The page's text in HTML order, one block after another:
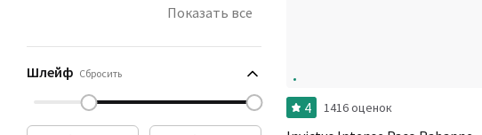
Показать все
Шлейф Сбросить
4 1416 оценок